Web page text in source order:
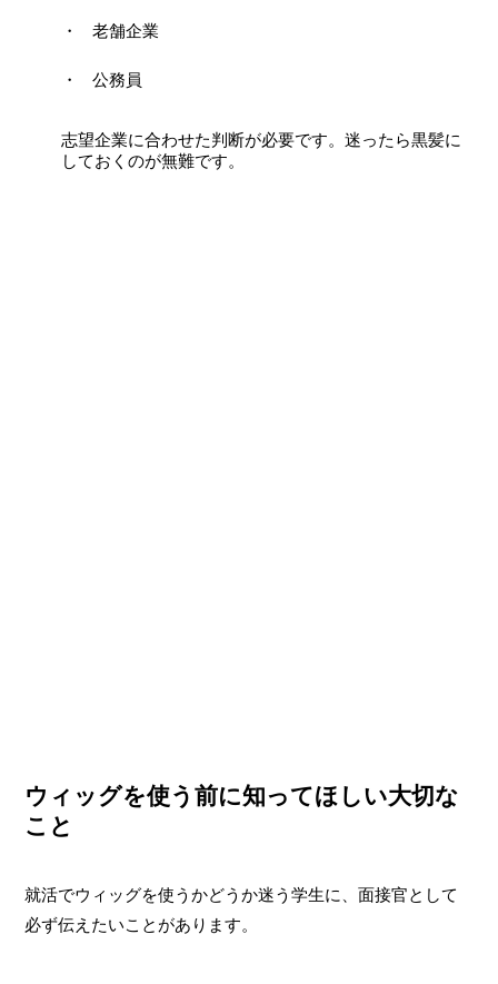
老舗企業
公務員
志望企業に合わせた判断が必要です。迷ったら黒髪に
しておくのが無難です。
ウィッグを使う前に知ってほしい大切な
こと
就活でウィッグを使うかどうか迷う学生に、面接官として
必ず伝えたいことがあります。